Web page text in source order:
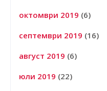
октомври 2019 (6)
септември 2019 (16)
август 2019 (6)
юли 2019 (22)